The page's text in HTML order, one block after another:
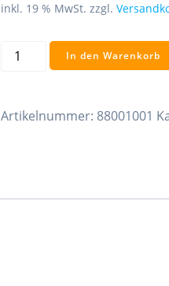
inkl. 19 % MwSt. zzgl.
Email-
Menge
In den Warenkorb
Artikelnummer: 88001001